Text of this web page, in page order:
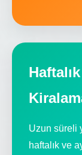
Uzun süreli
haftalık ve